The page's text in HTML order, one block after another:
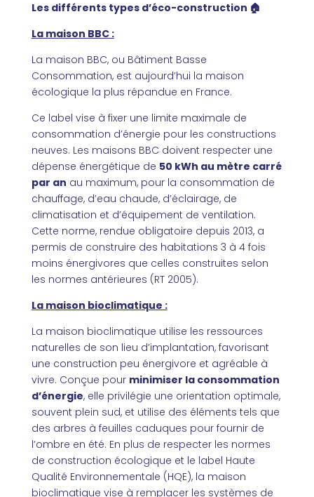
Les différents types d’éco-construction 🏠
La maison BBC :
La maison BBC, ou Bâtiment Basse
Consommation, est aujourd’hui la maison
écologique la plus répandue en France.
Ce label vise à fixer une limite maximale de
consommation d’énergie pour les constructions
neuves. Les maisons BBC doivent respecter une
dépense énergétique de 50 kWh au mètre carré
par an au maximum, pour la consommation de
chauffage, d’eau chaude, d’éclairage, de
climatisation et d’équipement de ventilation.
Cette norme, rendue obligatoire depuis 2013, a
permis de construire des habitations 3 à 4 fois
moins énergivores que celles construites selon
les normes antérieures (RT 2005).
La maison bioclimatique :
La maison bioclimatique utilise les ressources
naturelles de son lieu d’implantation, favorisant
une construction peu énergivore et agréable à
vivre. Conçue pour minimiser la consommation
d’énergie, elle privilégie une orientation optimale,
souvent plein sud, et utilise des éléments tels que
des arbres à feuilles caduques pour fournir de
l’ombre en été. En plus de respecter les normes
de construction écologique et le label Haute
Qualité Environnementale (HQE), la maison
bioclimatique vise à remplacer les systèmes de